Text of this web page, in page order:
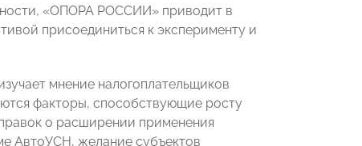
«ОПОРА РОССИИ» приводит в
присоединиться к эксперименту и
мнение налогоплательщиков
факторы, способствующие росту
о расширении применения
АвтоУСН, желание субъектов